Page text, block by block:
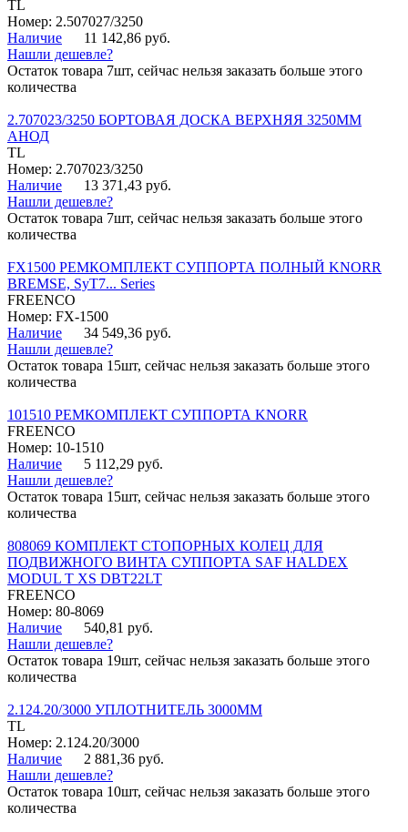
TL
Номер: 2.507027/3250
Наличие
11 142,86 руб.
Нашли дешевле?
Остаток товара 7шт, сейчас нельзя заказать больше этого
количества
2.707023/3250 БОРТОВАЯ ДОСКА ВЕРХНЯЯ 3250ММ
АНОД
TL
Номер: 2.707023/3250
Наличие
13 371,43 руб.
Нашли дешевле?
Остаток товара 7шт, сейчас нельзя заказать больше этого
количества
FX1500 РЕМКОМПЛЕКТ СУППОРТА ПОЛНЫЙ KNORR
BREMSE, SyT7... Series
FREENCO
Номер: FX-1500
Наличие
34 549,36 руб.
Нашли дешевле?
Остаток товара 15шт, сейчас нельзя заказать больше этого
количества
101510 РЕМКОМПЛЕКТ СУППОРТА KNORR
FREENCO
Номер: 10-1510
Наличие
5 112,29 руб.
Нашли дешевле?
Остаток товара 15шт, сейчас нельзя заказать больше этого
количества
808069 КОМПЛЕКТ СТОПОРНЫХ КОЛЕЦ ДЛЯ
ПОДВИЖНОГО ВИНТА СУППОРТА SAF HALDEX
MODUL T XS DBT22LT
FREENCO
Номер: 80-8069
Наличие
540,81 руб.
Нашли дешевле?
Остаток товара 19шт, сейчас нельзя заказать больше этого
количества
2.124.20/3000 УПЛОТНИТЕЛЬ 3000ММ
TL
Номер: 2.124.20/3000
Наличие
2 881,36 руб.
Нашли дешевле?
Остаток товара 10шт, сейчас нельзя заказать больше этого
количества